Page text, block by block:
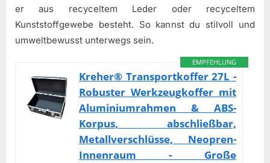
er aus recyceltem Leder oder recyceltem
Kunststoffgewebe besteht. So kannst du stilvoll und
umweltbewusst unterwegs sein.
EMPFEHLUNG
Kreher® Transportkoffer 27L -
Robuster Werkzeugkoffer mit
Aluminiumrahmen & ABS-
Korpus, abschließbar,
Metallverschlüsse, Neopren-
Innenraum - Große